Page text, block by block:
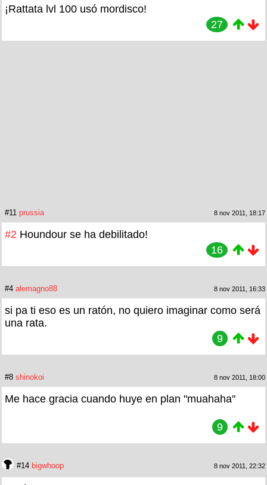
¡Rattata lvl 100 usó mordisco!
27
#11 prussia 8 nov 2011, 18:17
#2 Houndour se ha debilitado!
16
#4 alemagno88 8 nov 2011, 16:33
si pa ti eso es un ratón, no quiero imaginar como será
una rata.
9
#8 shinokoi 8 nov 2011, 18:00
Me hace gracia cuando huye en plan "muahaha"
9
#14 bigwhoop 8 nov 2011, 22:32